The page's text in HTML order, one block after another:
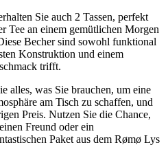
Sie auch 2 Tassen, perfekt
Tee an einem gemütlichen Morgen
Becher sind sowohl funktional
Konstruktion und einem
trifft.
alles, was Sie brauchen, um eine
am Tisch zu schaffen, und
Preis. Nutzen Sie die Chance,
Freund oder ein
Paket aus dem Rømø Lys